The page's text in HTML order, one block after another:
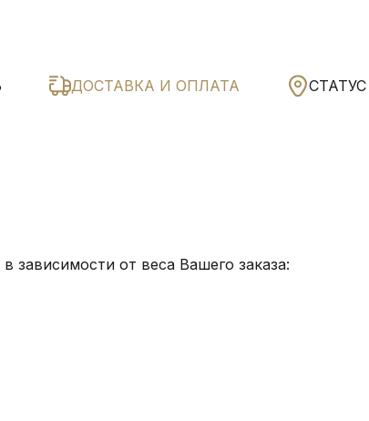
ДОСТАВКА И ОПЛАТА
зависимости от веса Вашего заказа: